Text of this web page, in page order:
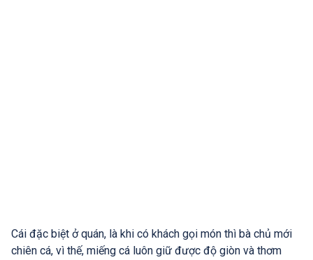
Cái đặc biệt ở quán, là khi có khách gọi món thì bà chủ mới
chiên cá, vì thế, miếng cá luôn giữ được độ giòn và thơm